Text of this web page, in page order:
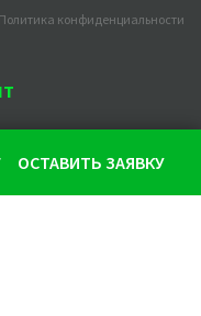
Политика конфиденциальности
ОСТАВИТЬ ЗАЯВКУ